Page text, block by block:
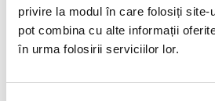
privire la modul în care folosiți site-
pot combina cu alte informații
în urma folosirii serviciilor lor.
Provenienta : Madagascar
Circumferinta : 4,2 cm